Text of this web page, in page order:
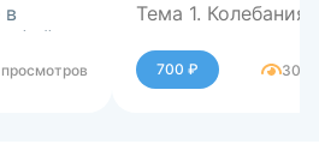
в
файле
просмотров
Тема 1. Колебания
Лабораторная
«Внешний
700 ₽ 300